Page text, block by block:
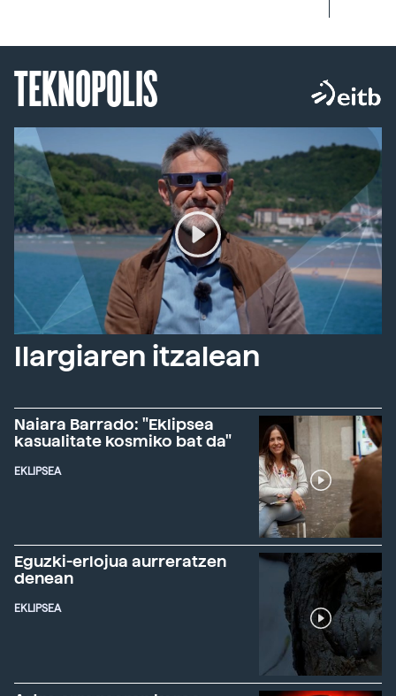
TEKNOPOLIS
Ilargiaren itzalean
Naiara Barrado: "Eklipsea
kasualitate kosmiko bat da"
EKLIPSEA
Eguzki-erlojua aurreratzen
denean
EKLIPSEA